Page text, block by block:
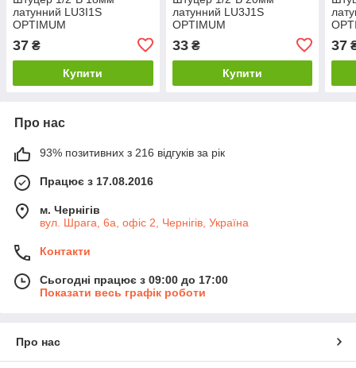
латунний LU3I1S
OPTIMUM
37 ₴
Купити
латунний LU3J1S
OPTIMUM
33₴
Купити
37
Про нас
93% позитивних з 216 відгуків за рік
Працює з 17.08.2016
м. Чернігів
вул. Шрага, 6а, офіс 2, Чернігів, Україна
Контакти
Сьогодні працює з 09:00 до 17:00
Показати весь графік роботи
Про нас